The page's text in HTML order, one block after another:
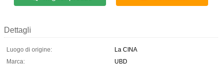
Dettagli
Luogo di origine:
La CINA
Marca:
UBD